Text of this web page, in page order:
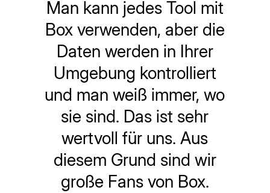
Man kann jedes Tool mit
Box verwenden, aber die
Daten werden in Ihrer
Umgebung kontrolliert
und man weiß immer, wo
sie sind. Das ist sehr
wertvoll für uns. Aus
diesem Grund sind wir
große Fans von Box.